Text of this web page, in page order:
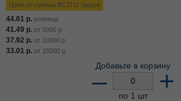
Цена от суммы ВСЕГО заказа
44.61 р. розница
41.49 р. от 5000 р.
37.92 р. от 10000 р.
33.01 р. от 15000 р.
Добавьте в корзину
– +
по 1 шт